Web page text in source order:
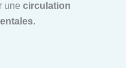
une circulation
.